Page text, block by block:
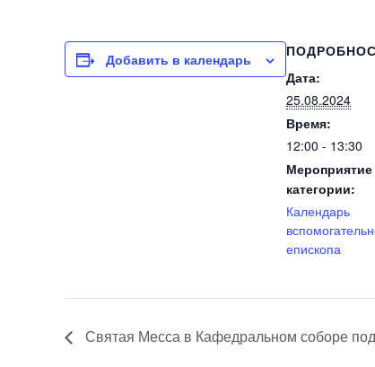
Добавить в календарь
Дата:
25.08.2024
Время:
12:00 - 13:30
Мероприятие
категории:
Календарь
епископа
Святая Месса в Кафедральном соборе